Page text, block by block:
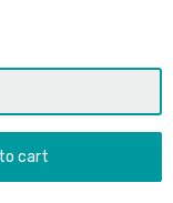
cart